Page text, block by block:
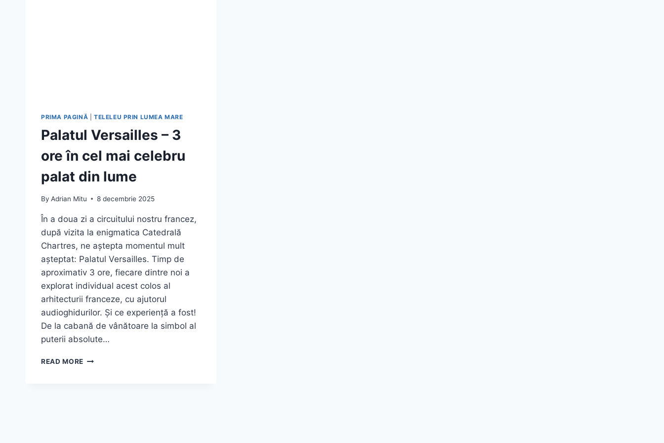
PRIMA PAGINĂ TELELEU PRIN LUMEA MARE
Palatul Versailles – 3
ore în cel mai celebru
palat din lume
By Adrian Mitu 8 decembrie 2025
În a doua zi a circuitului nostru francez,
după vizita la enigmatica Catedrală
Chartres, ne aștepta momentul mult
așteptat: Palatul Versailles. Timp de
aproximativ 3 ore, fiecare dintre noi a
explorat individual acest colos al
arhitecturii franceze, cu ajutorul
audioghidurilor. Și ce experiență a fost!
De la cabană de vânătoare la simbol al
puterii absolute…
READ MORE PALATUL